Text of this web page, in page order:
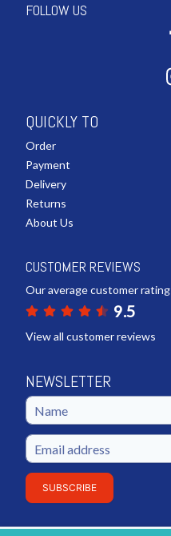
FOLLOW US
QUICKLY TO
Order
Payment
Delivery
Returns
About Us
CUSTOMER REVIEWS
Our average customer rating
9.5
View all customer reviews
NEWSLETTER
SUBSCRIBE